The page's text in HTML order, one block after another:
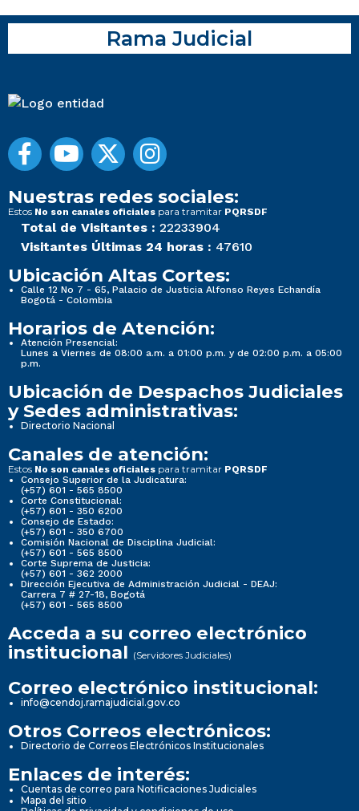
Rama Judicial
Nuestras redes sociales:
Estos No son canales oficiales para tramitar PQRSDF
Total de Visitantes : 22233904
Visitantes Últimas 24 horas : 47610
Ubicación Altas Cortes:
Calle 12 No 7 - 65, Palacio de Justicia Alfonso Reyes Echandía
Bogotá - Colombia
Horarios de Atención:
Atención Presencial:
Lunes a Viernes de 08:00 a.m. a 01:00 p.m. y de 02:00 p.m. a 05:00
p.m.
Ubicación de Despachos Judiciales
y Sedes administrativas:
Directorio Nacional
Canales de atención:
Estos No son canales oficiales para tramitar PQRSDF
Consejo Superior de la Judicatura:
(+57) 601 - 565 8500
Corte Constitucional:
(+57) 601 - 350 6200
Consejo de Estado:
(+57) 601 - 350 6700
Comisión Nacional de Disciplina Judicial:
(+57) 601 - 565 8500
Corte Suprema de Justicia:
(+57) 601 - 362 2000
Dirección Ejecutiva de Administración Judicial - DEAJ:
Carrera 7 # 27-18, Bogotá
(+57) 601 - 565 8500
Acceda a su correo electrónico
institucional (Servidores Judiciales)
Correo electrónico institucional:
info@cendoj.ramajudicial.gov.co
Otros Correos electrónicos:
Directorio de Correos Electrónicos Institucionales
Enlaces de interés:
Cuentas de correo para Notificaciones Judiciales
Mapa del sitio